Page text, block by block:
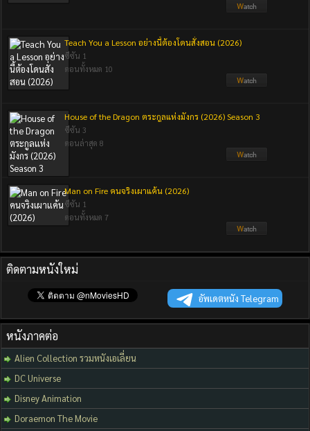
Teach You a Lesson อย่างนี้ต้องโดนสั่งสอน (2026)
ซีซัน 1
ตอนทั้งหมด 10
House of the Dragon ตระกูลแห่งมังกร (2026) Season 3
ซีซัน 3
ตอนล่าสุด 8
Man on Fire คนจริงเผาแค้น (2026)
ซีซัน 1
ตอนทั้งหมด 7
ติดตามหนังใหม่
อัพเดตหนัง Telegram
หนังภาคต่อ
Alien Collection รวมหนังเอเลี่ยน
DC Universe
Disney Animation
Doraemon The Movie